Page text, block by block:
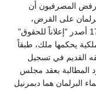
160.000.000 جنيه. ورفض المصرفيون أن
على القرض،
وأقسم البرلمان أنه لن يفعل. وفي 3 مايو 1788 أصدر "إعلاناً للحقوق"
يحكمها ملك، طبقاً
القديم في تسجيل
المطالبة بعقد مجلس
البرلمان هما دبمرنيل